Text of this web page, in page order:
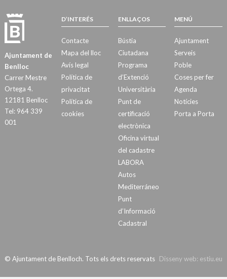
Ajuntament de
Benlloc
Carrer Mestre
Ortega 4.
12181 Benlloc
Tel: 964 339
001
D’INTERÉS
Contacte
Mapa del lloc
Avís legal
Política de
privacitat
Política de
cookies
ENLLAÇOS
Bústia
Ciutadana
Programa
d’Extenció
Universitària
Punt de
certificació
electrònica
Oficina virtual
del cadastre
LABORA
Autos
Mediterráneo
Punt
d’Informació
Cadastral
MENÚ
Ajuntament
Serveis
Poble
Coses per fer
Agenda
Notícies
Porta a Porta
Disseny web: estiu.eu
© Ajuntament de Benlloch. Tots els drets reservats